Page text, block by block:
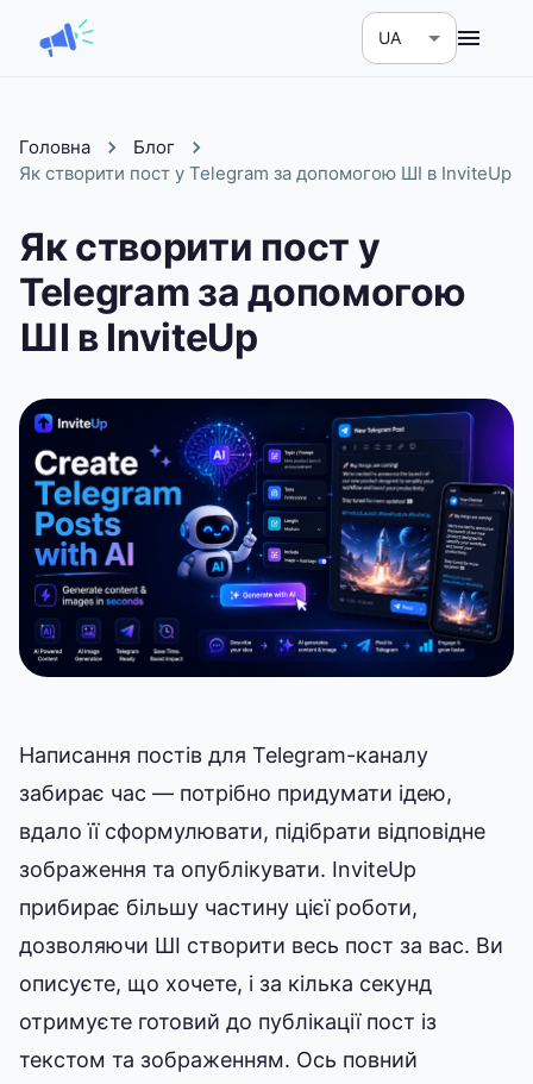
UA
Головна
Блог
Як створити пост у Telegram за допомогою ШІ в InviteUp
Як створити пост у
Telegram за допомогою
ШІ в InviteUp
Написання постів для Telegram-каналу
забирає час — потрібно придумати ідею,
вдало її сформулювати, підібрати відповідне
зображення та опублікувати. InviteUp
прибирає більшу частину цієї роботи,
дозволяючи ШІ створити весь пост за вас. Ви
описуєте, що хочете, і за кілька секунд
отримуєте готовий до публікації пост із
текстом та зображенням. Ось повний